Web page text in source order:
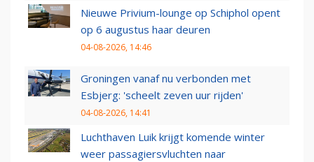
Nieuwe Privium-lounge op Schiphol opent
op 6 augustus haar deuren
04-08-2026, 14:46
Groningen vanaf nu verbonden met
Esbjerg: 'scheelt zeven uur rijden'
04-08-2026, 14:41
Luchthaven Luik krijgt komende winter
weer passagiersvluchten naar